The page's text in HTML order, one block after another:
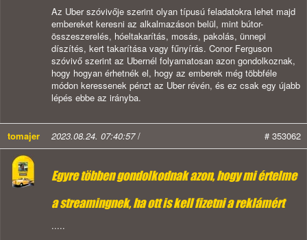
Az Uber szóvivője szerint olyan típusú feladatokra lehet majd
embereket keresni az alkalmazáson belül, mint bútor-
összeszerelés, hóeltakarítás, mosás, pakolás, ünnepi
díszítés, kert takarítása vagy fűnyírás. Conor Ferguson
szóvivő szerint az Ubernél folyamatosan azon gondolkoznak,
hogy hogyan érhetnék el, hogy az emberek még többféle
módon keressenek pénzt az Uber révén, és ez csak egy újabb
lépés ebbe az irányba.
tomajer 2023.08.24. 07:40:57/ # 353062
Egyre többen gondolkodnak azon, hogy mi értelme
a streamingnek, ha ott is kell fizetni a reklámért
.....